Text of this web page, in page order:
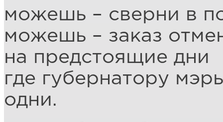
можешь – сверни в
можешь – заказ
на предстоящие дни
где губернатору
одни.